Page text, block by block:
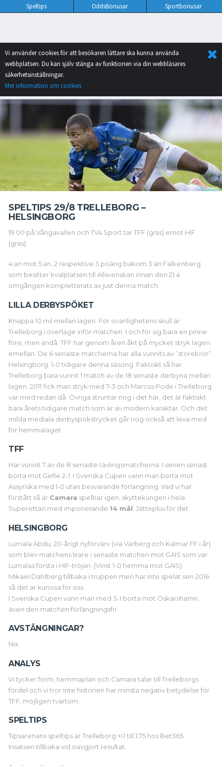
Speltips OddsBonusar Sportbonusar
Vi använder cookies för att besökaren lättare ska kunna använda
webbplatsen. Du kan själv stänga av funktionen via din webbläsares
säkerhetsinställningar.
Mer information om cookies
SPELTIPS 29/8 TRELLEBORG –
HELSINGBORG
19.00 på Vångavallen och TV4 Sport tar TFF (gräs) emot HIF
(gräs).
4:an mot 5:an, 2 respektive 3 poäng bakom 3:an Falkenberg
som besitter kvalplatsen till Allsvenskan innan den 21:a
omgången kompletterats av just denna match.
LILLA DERBYSPÖKET
Knappa 10 mil mellan lagen. För ovanlighetens skull är
Trelleborg i överläge inför matchen. I och för sig bara en pinne
före, men ändå. TFF har genom åren åkt på mycket stryk lagen
emellan. De 6 senaste matcherna har alla vunnits av ”storebror”
Helsingborg. 1-0 tidigare denna säsong. Faktiskt så har
Trelleborg bara vunnit 1 match av de 18 senaste derbyna mellan
lagen. 2011 fick man stryk med 7-3 och Marcus Pode i Trelleborg
var med redan då. Övriga struntar nog i det här, det är faktiskt
bara årets tidigare match som är av modern karaktär. Och det
milda mediala derbyspökstrycket går nog också att leva med
för hemmalaget.
TFF
Har vunnit 7 av de 8 senaste tävlingsmatcherna. I serien senast
borta mot Gefle 2-1. I Svenska Cupen vann man borta mot
Assyriska med 1-0 utan besvärande förlängning. Vad vi har
förstått så är Camara spelbar igen, skyttekungen i hela
Superettan med imponerande 14 mål . Jätteplus för det.
HELSINGBORG
Lumala Abdu, 20-årigt nyförvärv (via Varberg och Kalmar FF i år)
som blev matchens lirare i senaste matchen mot GAIS som var
Lumalas första i HIF-tröjan. (Vinst 1-0 hemma mot GAIS).
Mikael Dahlberg tillbaka i truppen men har inte spelat sen 2016
så det är kuriosa för oss.
I Svenska Cupen vann man med 3-1 borta mot Oskarshamn,
även den matchen förlängningsfri.
AVSTÄNGNINGAR?
Nix.
ANALYS
Vi tycker form, hemmaplan och Camara talar till Trelleborgs
fördel och vi tror inte historien har minsta negativ betydelse för
TFF, möjligen tvärtom.
SPELTIPS
Tipsarenans speltips är Trelleborg +0 till 1.75 hos Bet365.
Insatsen tillbaka vid oavgjort resultat.